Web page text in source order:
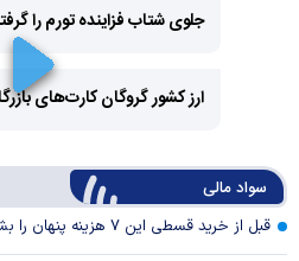
جلوی شتاب فزاینده تورم را
ارز کشور گروگان کارت‌های
سواد مالی
قبل از خرید قسطی این ۷ هزینه پنهان را بشناسید